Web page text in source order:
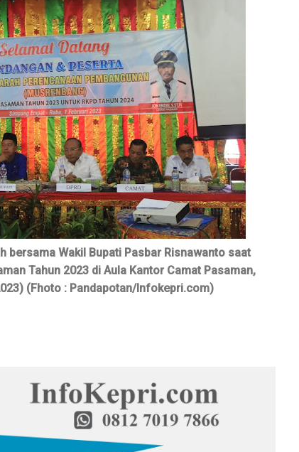
bersama Wakil Bupati Pasbar Risnawanto saat
Tahun 2023 di Aula Kantor Camat Pasaman,
(Fhoto : Pandapotan/Infokepri.com)